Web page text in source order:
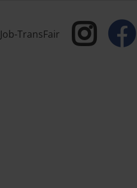
Job-TransFair